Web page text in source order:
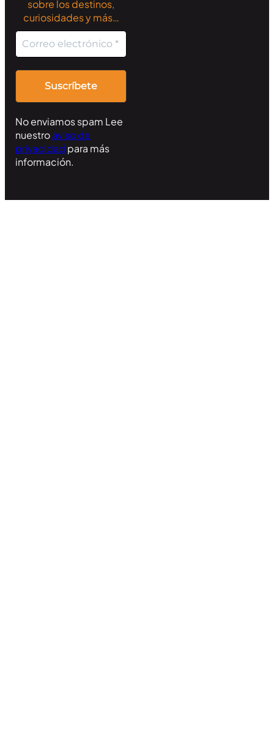
sobre los destinos,
curiosidades y más…
No enviamos spam Lee
nuestroaviso de
privacidad para más
información.